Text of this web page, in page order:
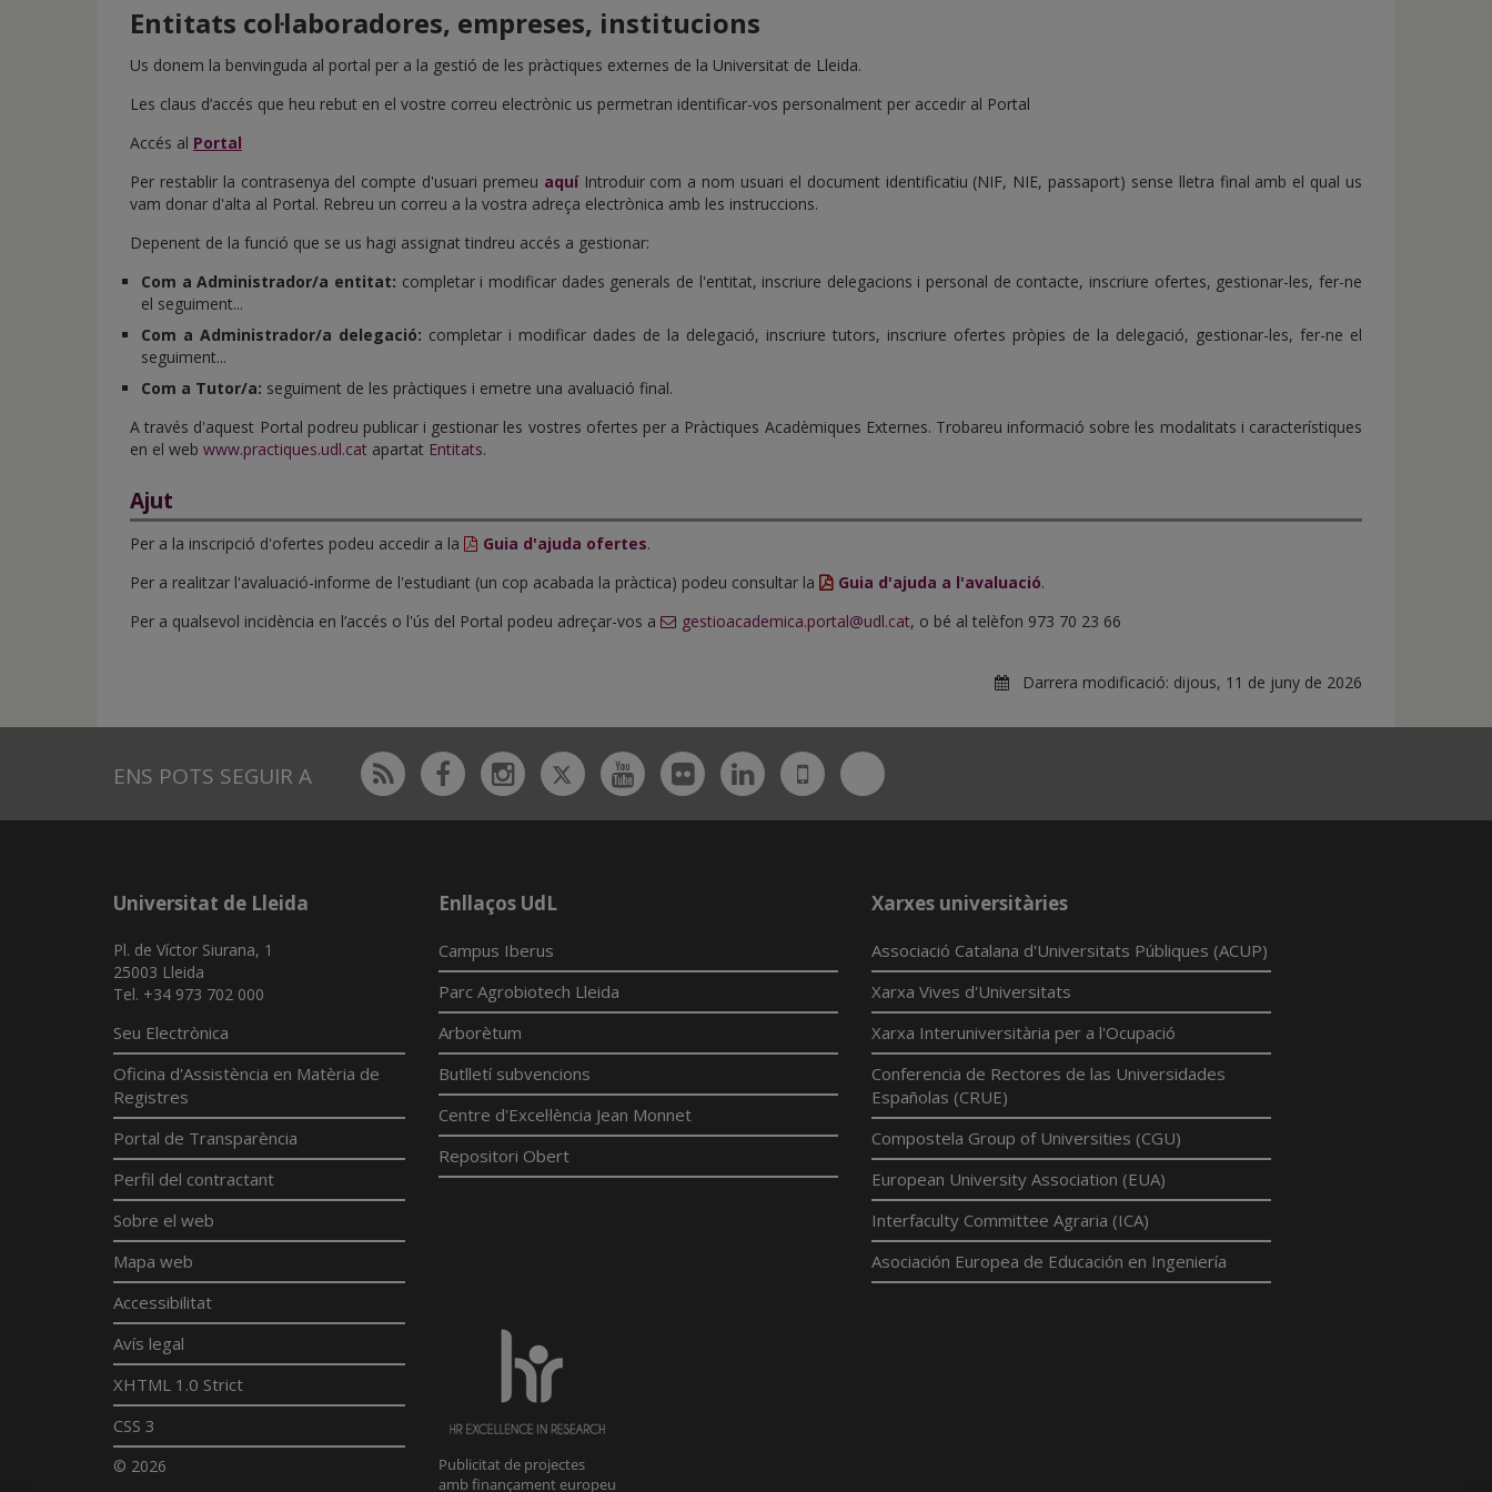
inicio
Entitats col·laboradores, empreses, institucions
Us donem la benvinguda al portal per a la gestió de les pràctiques externes de la Universitat de Lleida.
Les claus d’accés que heu rebut en el vostre correu electrònic us permetran identificar-vos personalment per accedir al Portal
Accés al Portal
Per restablir la contrasenya del compte d'usuari premeu aquíIntroduir com a nom usuari el document identificatiu (NIF, NIE, passaport) sense lletra final amb el qual us
vam donar d'alta al Portal. Rebreu un correu a la vostra adreça electrònica amb les instruccions.
Depenent de la funció que se us hagi assignat tindreu accés a gestionar:
Com a Administrador/a entitat: completar i modificar dades generals de l'entitat, inscriure delegacions i personal de contacte, inscriure ofertes, gestionar-les, fer-ne
el seguiment...
Com a Administrador/a delegació: completar i modificar dades de la delegació, inscriure tutors, inscriure ofertes pròpies de la delegació, gestionar-les, fer-ne el
seguiment...
Com a Tutor/a: seguiment de les pràctiques i emetre una avaluació final.
A través d'aquest Portal podreu publicar i gestionar les vostres ofertes per a Pràctiques Acadèmiques Externes. Trobareu informació sobre les modalitats i característiques
en el web www.practiques.udl.cat apartat Entitats.
Ajut
Per a la inscripció d'ofertes podeu accedir a la Guia d'ajuda ofertes.
Per a realitzar l'avaluació-informe de l'estudiant (un cop acabada la pràctica) podeu consultar la
Guia d'ajuda a l'avaluació.
Per a qualsevol incidència en l’accés o l'ús del Portal podeu adreçar-vos a
gestioacademica.portal@udl.cat, o bé al telèfon 973 70 23 66
Darrera modificació: dijous, 11 de juny de 2026
ENS POTS SEGUIR A Rss FacebookInstagram
TwitterYoutubeFlickrLinkedin
UdL
App
Bluesky
Universitat de Lleida
Pl. de Víctor Siurana, 1
25003 Lleida
Tel. +34 973 702 000
Seu Electrònica
Oficina d'Assistència en Matèria de
Registres
Portal de Transparència
Perfil del contractant
Sobre el web
Mapa web
Accessibilitat
Avís legal
XHTML 1.0 Strict
CSS 3
© 2026
Enllaços UdL
Campus Iberus
Parc Agrobiotech Lleida
Arborètum
Butlletí subvencions
Centre d'Excel·lència Jean Monnet
Repositori Obert
Xarxes universitàries
Associació Catalana d'Universitats Públiques (ACUP)
Xarxa Vives d'Universitats
Xarxa Interuniversitària per a l'Ocupació
Conferencia de Rectores de las Universidades
Españolas (CRUE)
Compostela Group of Universities (CGU)
European University Association (EUA)
Interfaculty Committee Agraria (ICA)
Asociación Europea de Educación en Ingeniería